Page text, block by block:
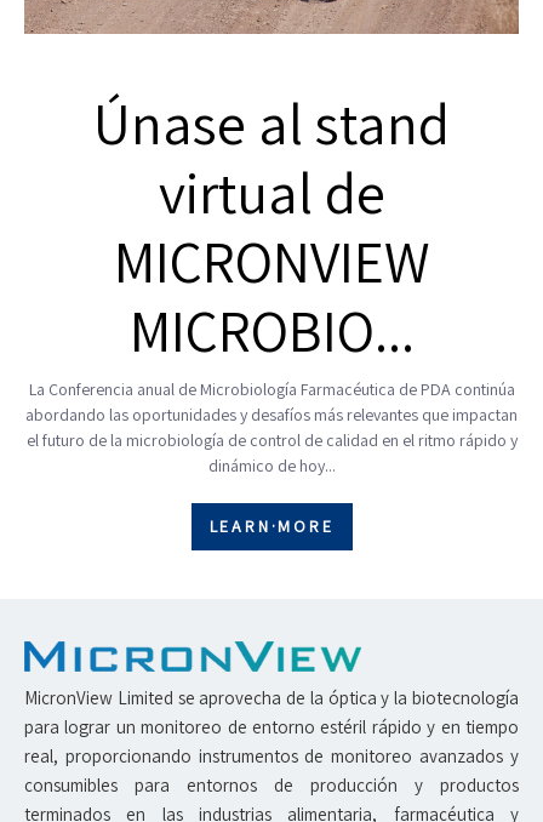
Únase al stand
virtual de
MICRONVIEW
MICROBIO...
La Conferencia anual de Microbiología Farmacéutica de PDA continúa
abordando las oportunidades y desafíos más relevantes que impactan
el futuro de la microbiología de control de calidad en el ritmo rápido y
dinámico de hoy...
LEARN·MORE
MicronView Limited se aprovecha de la óptica y la biotecnología
para lograr un monitoreo de entorno estéril rápido y en tiempo
real, proporcionando instrumentos de monitoreo avanzados y
consumibles para entornos de producción y productos
terminados en las industrias alimentaria, farmacéutica y